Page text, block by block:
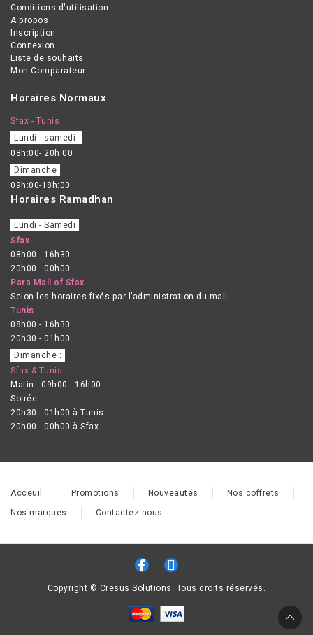
Conditions d'utilisation
A propos
Inscription
Connexion
Liste de souhaits
Mon Comparateur
Horaires Normaux
Sfax - Tunis
Lundi - samedi
08h:00- 20h:00
Dimanche
09h:00-18h:00
Horaires Ramadhan
Lundi - Samedi
Sfax
08h00 - 16h30
20h00 - 00h00
Para Mall of Sfax
Selon les horaires fixés par l’administration du mall.
Tunis
08h00 - 16h30
20h30 - 01h00
Dimanche :
Sfax & Tunis
Matin : 09h00 - 16h00
Soirée :
20h30 - 01h00 à Tunis
20h00 - 00h00 à Sfax
Acceuil Promotions Nouveautés
Nos coffrets
Nos marques
Contactez-nous
Copyright © Cresus Solutions. Tous droits réservés.